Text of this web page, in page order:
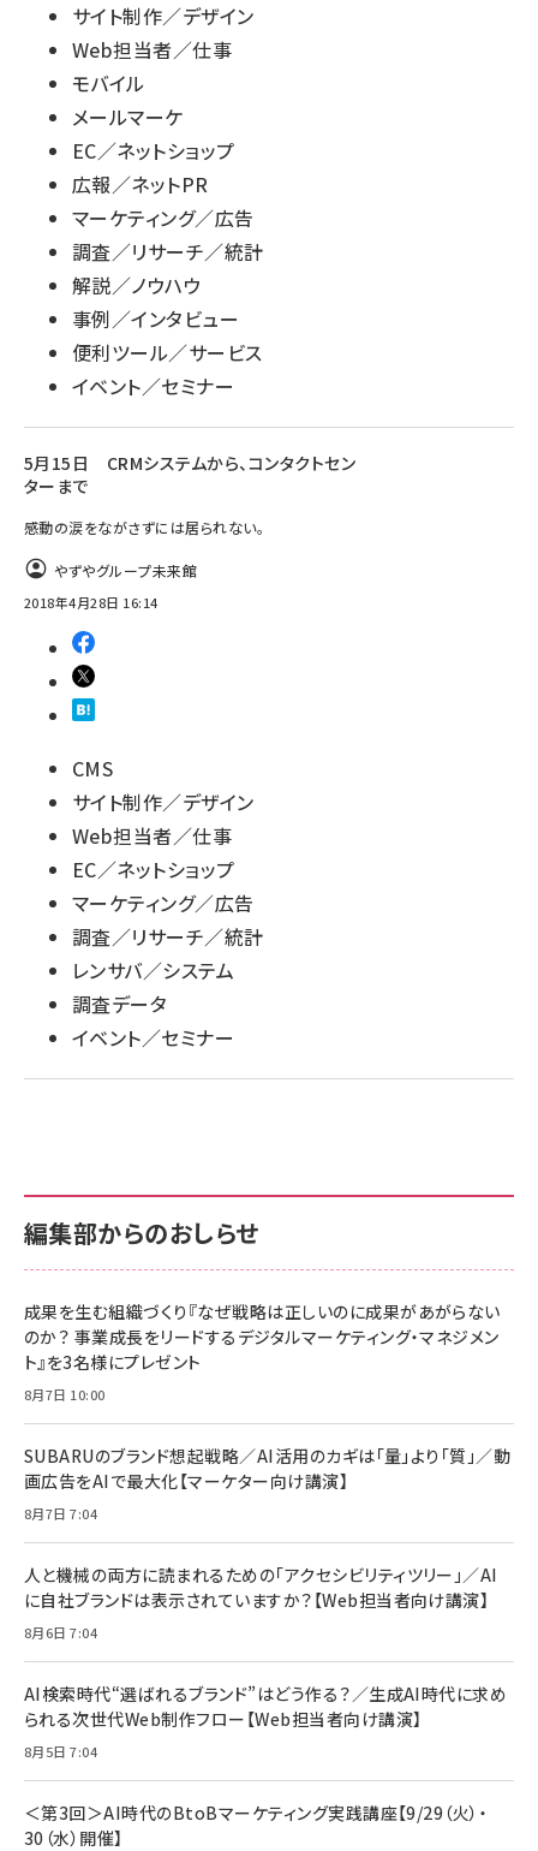
サイト制作／デザイン
Web担当者／仕事
モバイル
メールマーケ
EC／ネットショップ
広報／ネットPR
マーケティング／広告
調査／リサーチ／統計
解説／ノウハウ
事例／インタビュー
便利ツール／サービス
イベント／セミナー
5月15日 CRMシステムから、コンタクトセン
ターまで
感動の涙をながさずには居られない。
やずやグループ未来館
2018年4月28日 16:14
CMS
サイト制作／デザイン
Web担当者／仕事
EC／ネットショップ
マーケティング／広告
調査／リサーチ／統計
レンサバ／システム
調査データ
イベント／セミナー
編集部からのおしらせ
成果を生む組織づくり『なぜ戦略は正しいのに成果があがらない
のか？ 事業成長をリードするデジタルマーケティング・マネジメン
ト』を3名様にプレゼント
8月7日 10:00
SUBARUのブランド想起戦略／AI活用のカギは「量」より「質」／動
画広告をAIで最大化【マーケター向け講演】
8月7日 7:04
人と機械の両方に読まれるための「アクセシビリティツリー」／AI
に自社ブランドは表示されていますか？【Web担当者向け講演】
8月6日 7:04
AI検索時代“選ばれるブランド”はどう作る？／生成AI時代に求め
られる次世代Web制作フロー【Web担当者向け講演】
8月5日 7:04
＜第3回＞AI時代のBtoBマーケティング実践講座【9/29（火）・
30（水）開催】